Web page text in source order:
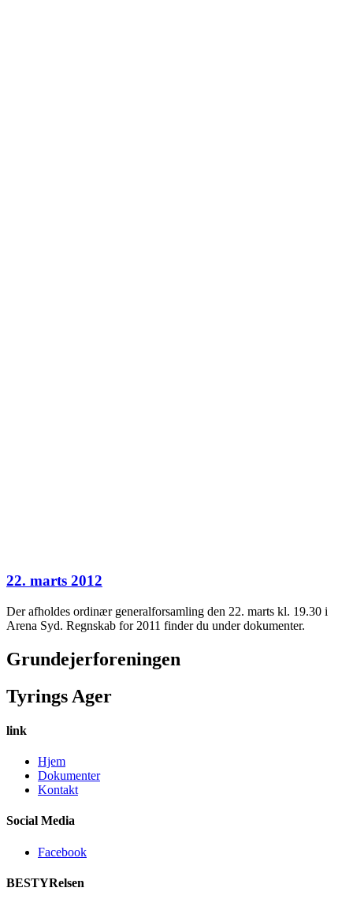
22. marts 2012
Der afholdes ordinær generalforsamling den 22. marts kl. 19.30 i
Arena Syd. Regnskab for 2011 finder du under dokumenter.
Grundejerforeningen
Tyrings Ager
link
Hjem
Dokumenter
Kontakt
Social Media
Facebook
BESTYRelsen